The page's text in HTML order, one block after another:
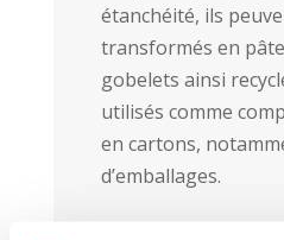
étanchéité, ils
transformés en
gobelets ainsi
utilisés comme
en cartons,
d’emballages.